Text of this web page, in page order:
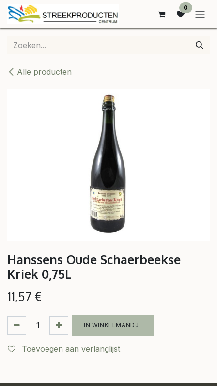
OVERSLAAN NAAR INHOUD
0
Alle producten
Hanssens Oude Schaerbeekse
Kriek 0,75L
11,57 €
IN WINKELMANDJE
Toevoegen aan verlanglijst